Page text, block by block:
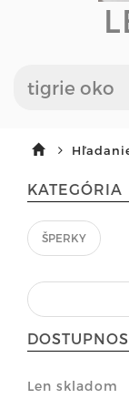
KATEGÓRIA
ŠPERKY
Len skladom